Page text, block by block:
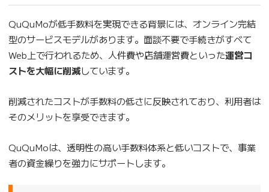
QuQuMoが低手数料を実現できる背景には、オンライン完結
型のサービスモデルがあります。面談不要で手続きがすべて
Web上で行われるため、人件費や店舗運営費といった運営コ
ストを大幅に削減しています。
削減されたコストが手数料の低さに反映されており、利用者は
そのメリットを享受できます。
QuQuMoは、透明性の高い手数料体系と低いコストで、事業
者の資金繰りを強力にサポートします。